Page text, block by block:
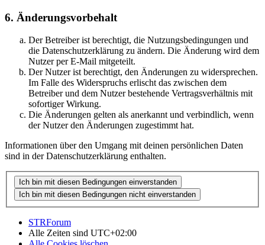
6. Änderungsvorbehalt
Der Betreiber ist berechtigt, die Nutzungsbedingungen und
die Datenschutzerklärung zu ändern. Die Änderung wird dem
Nutzer per E-Mail mitgeteilt.
Der Nutzer ist berechtigt, den Änderungen zu widersprechen.
Im Falle des Widerspruchs erlischt das zwischen dem
Betreiber und dem Nutzer bestehende Vertragsverhältnis mit
sofortiger Wirkung.
Die Änderungen gelten als anerkannt und verbindlich, wenn
der Nutzer den Änderungen zugestimmt hat.
Informationen über den Umgang mit deinen persönlichen Daten
sind in der Datenschutzerklärung enthalten.
STRForum
Alle Zeiten sind UTC+02:00